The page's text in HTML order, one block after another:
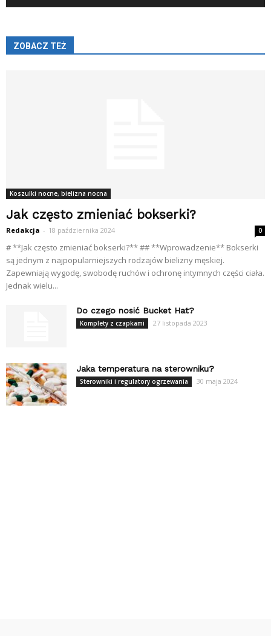
ZOBACZ TEŻ
Koszulki nocne, bielizna nocna
Jak często zmieniać bokserki?
Redakcja - 18 października 2024 0
# **Jak często zmieniać bokserki?** ## **Wprowadzenie** Bokserki
są jednym z najpopularniejszych rodzajów bielizny męskiej.
Zapewniają wygodę, swobodę ruchów i ochronę intymnych części ciała.
Jednak wielu...
Do czego nosić Bucket Hat?
Komplety z czapkami 27 listopada 2023
Jaka temperatura na sterowniku?
Sterowniki i regulatory ogrzewania 30 maja 2024